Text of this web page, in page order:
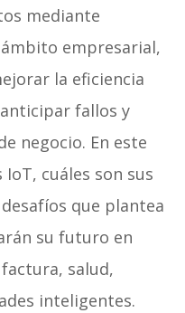
mediante
empresarial,
la eficiencia
fallos y
negocio. En este
cuáles son sus
que plantea
su futuro en
salud,
inteligentes.